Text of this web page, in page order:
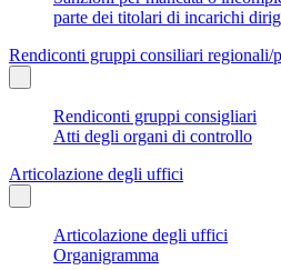
parte dei titolari di incarichi
Rendiconti gruppi consiliari regionali/
Rendiconti gruppi consigliari
Atti degli organi di controllo
Articolazione degli uffici
Articolazione degli uffici
Organigramma